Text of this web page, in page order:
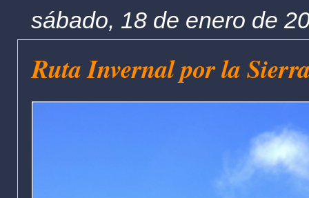
sábado, 18 de enero de
Ruta Invernal por la